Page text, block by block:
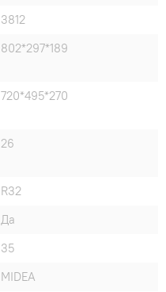
3812
802*297*189
720*495*270
26
R32
Да
35
MIDEA